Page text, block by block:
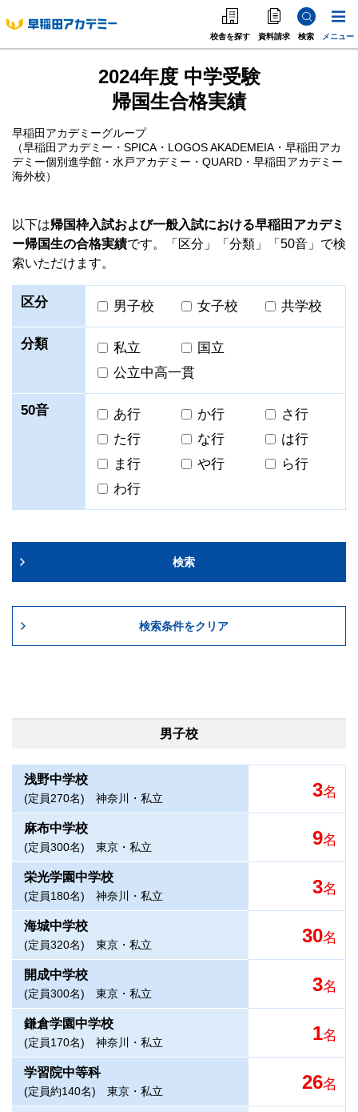
校舎を探す 資料請求 検索 メニュー
中学受験
中学受験
高校受験
大学受験
海外·帰国·首都圏外
英語教室
2024年度 中学受験
帰国生合格実績
早稲田アカデミーグループ
（早稲田アカデミー・SPICA・LOGOS AKADEMEIA・早稲田アカ
デミー個別進学館・水戸アカデミー・QUARD・早稲田アカデミー
海外校）
以下は帰国枠入試および一般入試における早稲田アカデミ
ー帰国生の合格実績です。「区分」「分類」「50音」で検
索いただけます。
区分 男子校 女子校 共学校
分類 私立
国立
公立中高一貫
50音 あ行 か行
さ行
た行
な行
は行
ま行
や行
ら行
わ行
検索
検索条件をクリア
男子校
浅野中学校
(定員270名) 神奈川・私立 3名
麻布中学校
(定員300名) 東京・私立 9名
栄光学園中学校
(定員180名) 神奈川・私立 3名
海城中学校
(定員320名) 東京・私立 30名
開成中学校
(定員300名) 東京・私立 3名
鎌倉学園中学校
(定員170名) 神奈川・私立 1名
学習院中等科
(定員約140名) 東京・私立 26名